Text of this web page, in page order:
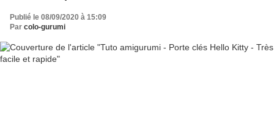
Publié le 08/09/2020 à 15:09
Par colo-gurumi